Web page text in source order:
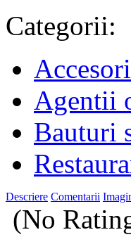
Categorii:
Agentii
Bauturi
Descriere Comentarii
(No